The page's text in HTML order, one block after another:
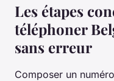
Les étapes
téléphoner
sans erreur
Composer un